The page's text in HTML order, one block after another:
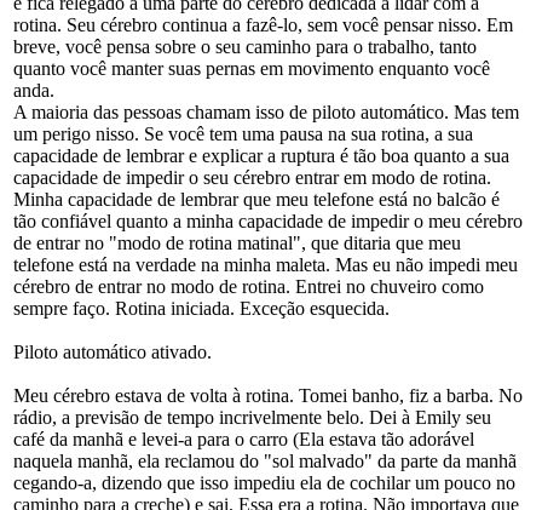
rotina. Seu cérebro continua a fazê-lo, sem você pensar nisso. Em
breve, você pensa sobre o seu caminho para o trabalho, tanto
quanto você manter suas pernas em movimento enquanto você
anda.
A maioria das pessoas chamam isso de piloto automático. Mas tem
um perigo nisso. Se você tem uma pausa na sua rotina, a sua
capacidade de lembrar e explicar a ruptura é tão boa quanto a sua
capacidade de impedir o seu cérebro entrar em modo de rotina.
Minha capacidade de lembrar que meu telefone está no balcão é
tão confiável quanto a minha capacidade de impedir o meu cérebro
de entrar no "modo de rotina matinal", que ditaria que meu
telefone está na verdade na minha maleta. Mas eu não impedi meu
cérebro de entrar no modo de rotina. Entrei no chuveiro como
sempre faço. Rotina iniciada. Exceção esquecida.
Piloto automático ativado.
Meu cérebro estava de volta à rotina. Tomei banho, fiz a barba. No
rádio, a previsão de tempo incrivelmente belo. Dei à Emily seu
café da manhã e levei-a para o carro (Ela estava tão adorável
naquela manhã, ela reclamou do "sol malvado" da parte da manhã
cegando-a, dizendo que isso impediu ela de cochilar um pouco no
caminho para a creche) e sai. Essa era a rotina. Não importava que